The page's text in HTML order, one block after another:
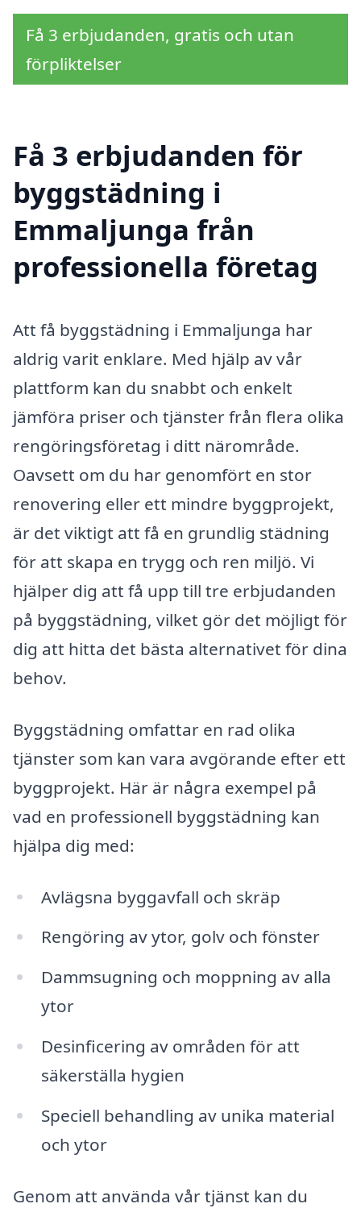
Få 3 erbjudanden, gratis och utan
förpliktelser
Få 3 erbjudanden för
byggstädning i
Emmaljunga från
professionella företag
Att få byggstädning i Emmaljunga har
aldrig varit enklare. Med hjälp av vår
plattform kan du snabbt och enkelt
jämföra priser och tjänster från flera olika
rengöringsföretag i ditt närområde.
Oavsett om du har genomfört en stor
renovering eller ett mindre byggprojekt,
är det viktigt att få en grundlig städning
för att skapa en trygg och ren miljö. Vi
hjälper dig att få upp till tre erbjudanden
på byggstädning, vilket gör det möjligt för
dig att hitta det bästa alternativet för dina
behov.
Byggstädning omfattar en rad olika
tjänster som kan vara avgörande efter ett
byggprojekt. Här är några exempel på
vad en professionell byggstädning kan
hjälpa dig med:
Avlägsna byggavfall och skräp
Rengöring av ytor, golv och fönster
Dammsugning och moppning av alla
ytor
Desinficering av områden för att
säkerställa hygien
Speciell behandling av unika material
och ytor
Genom att använda vår tjänst kan du